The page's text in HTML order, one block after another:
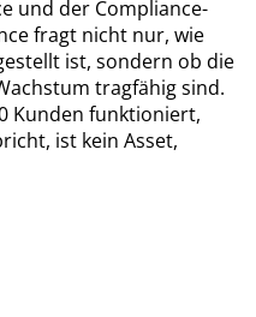
und der Compliance-
fragt nicht nur, wie
ist, sondern ob die
tragfähig sind.
Kunden funktioniert,
ist kein Asset,